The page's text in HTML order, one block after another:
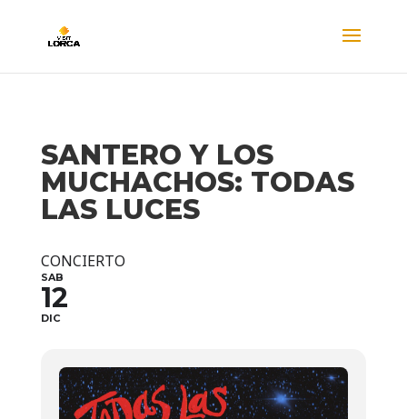
SANTERO Y LOS
MUCHACHOS: TODAS
LAS LUCES
CONCIERTO
SAB
12
DIC